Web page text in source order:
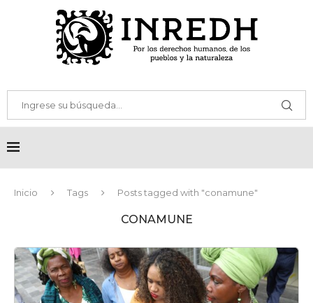
Inicio Tags Posts tagged with "conamune"
CONAMUNE